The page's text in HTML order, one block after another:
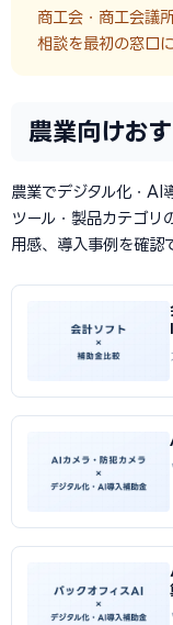
商工会・商工会議
相談を最初の窓口
農業向けお
農業でデジタル化・AI
ツール・製品カテゴリ
用感、導入事例を確認